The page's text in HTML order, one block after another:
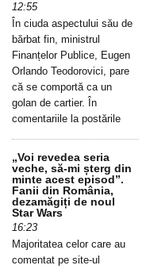
12:55
În ciuda aspectului său de
bărbat fin, ministrul
Finanțelor Publice, Eugen
Orlando Teodorovici, pare
că se comportă ca un
golan de cartier. În
comentariile la postările
„Voi revedea seria
veche, să-mi șterg din
minte acest episod”.
Fanii din România,
dezamăgiți de noul
Star Wars
16:23
Majoritatea celor care au
comentat pe site-ul